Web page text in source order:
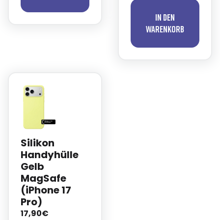
In den
Warenkorb
Silikon
Handyhülle
Gelb
MagSafe
(iPhone 17
Pro)
17,90€